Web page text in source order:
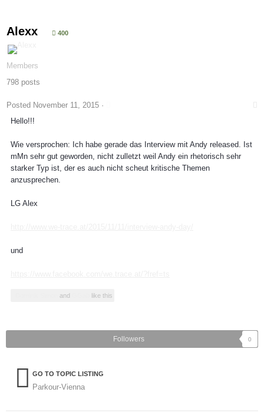
Alexx 400
Members
798 posts
Posted November 11, 2015 ·
Hello!!!
Wie versprochen: Ich habe gerade das Interview mit Andy released. Ist
mMn sehr gut geworden, nicht zulletzt weil Andy ein rhetorisch sehr
starker Typ ist, der es auch nicht scheut kritische Themen
anzusprechen.
LG Alex
und
and like this
Followers 0
GO TO TOPIC LISTING
Parkour-Vienna